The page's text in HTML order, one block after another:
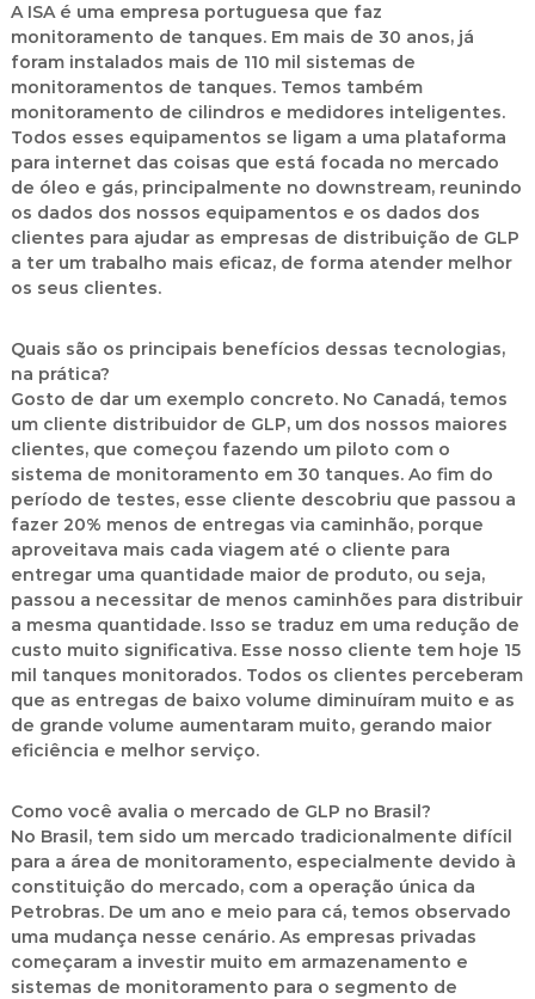
A ISA é uma empresa portuguesa que faz
monitoramento de tanques. Em mais de 30 anos, já
foram instalados mais de 110 mil sistemas de
monitoramentos de tanques. Temos também
monitoramento de cilindros e medidores inteligentes.
Todos esses equipamentos se ligam a uma plataforma
para internet das coisas que está focada no mercado
de óleo e gás, principalmente no downstream, reunindo
os dados dos nossos equipamentos e os dados dos
clientes para ajudar as empresas de distribuição de GLP
a ter um trabalho mais eficaz, de forma atender melhor
os seus clientes.
Quais são os principais benefícios dessas tecnologias,
na prática?
Gosto de dar um exemplo concreto. No Canadá, temos
um cliente distribuidor de GLP, um dos nossos maiores
clientes, que começou fazendo um piloto com o
sistema de monitoramento em 30 tanques. Ao fim do
período de testes, esse cliente descobriu que passou a
fazer 20% menos de entregas via caminhão, porque
aproveitava mais cada viagem até o cliente para
entregar uma quantidade maior de produto, ou seja,
passou a necessitar de menos caminhões para distribuir
a mesma quantidade. Isso se traduz em uma redução de
custo muito significativa. Esse nosso cliente tem hoje 15
mil tanques monitorados. Todos os clientes perceberam
que as entregas de baixo volume diminuíram muito e as
de grande volume aumentaram muito, gerando maior
eficiência e melhor serviço.
Como você avalia o mercado de GLP no Brasil?
No Brasil, tem sido um mercado tradicionalmente difícil
para a área de monitoramento, especialmente devido à
constituição do mercado, com a operação única da
Petrobras. De um ano e meio para cá, temos observado
uma mudança nesse cenário. As empresas privadas
começaram a investir muito em armazenamento e
sistemas de monitoramento para o segmento de